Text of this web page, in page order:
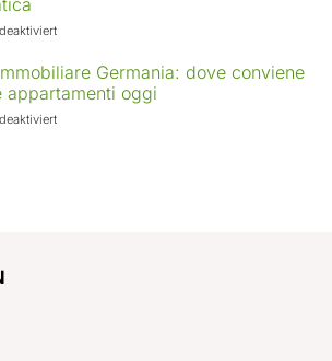
Europa:
in
crescita
rendimenti
für
casa
a
Berlino
con
Germania: dove conviene
appartamenti oggi
für